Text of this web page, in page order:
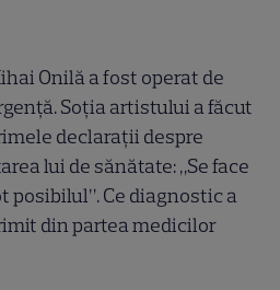
Onilă a fost operat de
Soția artistului a făcut
declarații despre
lui de sănătate: „Se face
posibilul”. Ce diagnostic a
din partea medicilor